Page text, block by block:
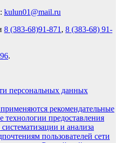
kulun01@mail.ru
8 (383-68)91-871 , 8 (383-68) 91-
.
персональных данных
рекомендательные
предоставления
и анализа
пользователей сети